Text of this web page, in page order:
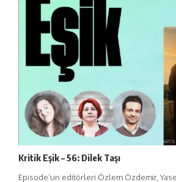
Kritik Eşik – 56: Dilek Taşı
Episode’un editörleri Özlem Özdemir,